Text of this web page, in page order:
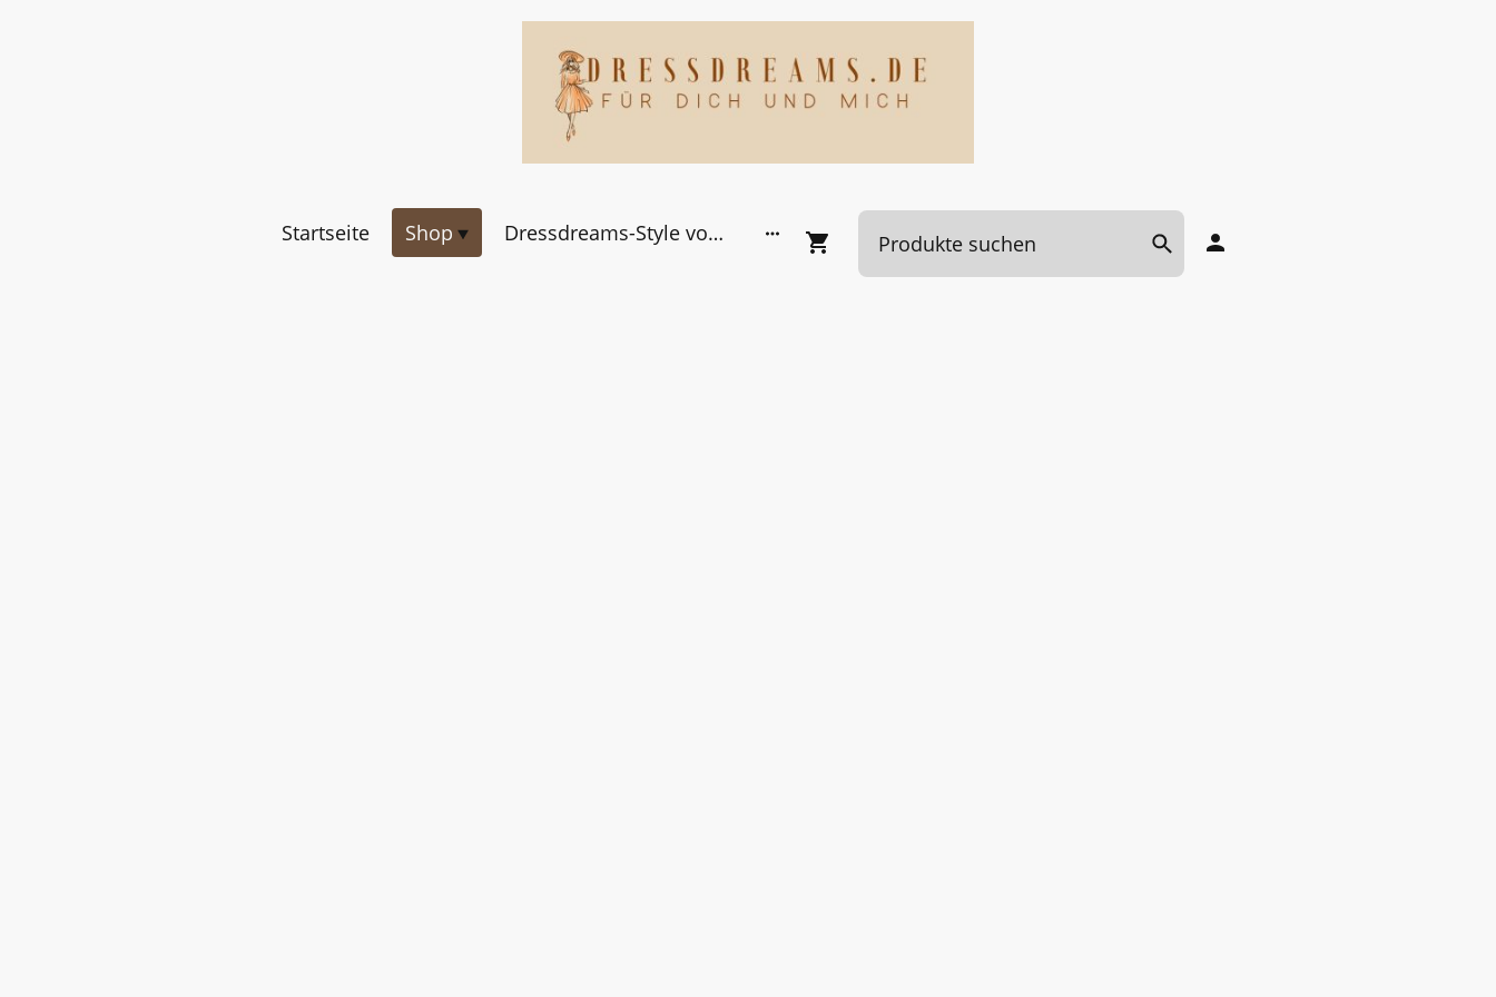
Startseite Shop Dressdreams-Style von Kundinnen